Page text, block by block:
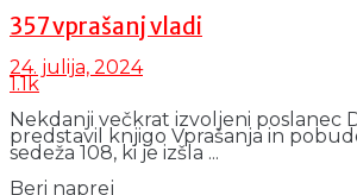
357 vprašanj vladi
24. julija, 2024
1.1k
Nekdanji večkrat izvoljeni poslanec
predstavil knjigo Vprašanja in
sedeža 108, ki je izšla ...
Beri naprej